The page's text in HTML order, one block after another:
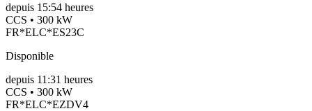
depuis 15:54 heures
CCS • 300 kW
FR*ELC*ES23C
Disponible
depuis 11:31 heures
CCS • 300 kW
FR*ELC*EZDV4